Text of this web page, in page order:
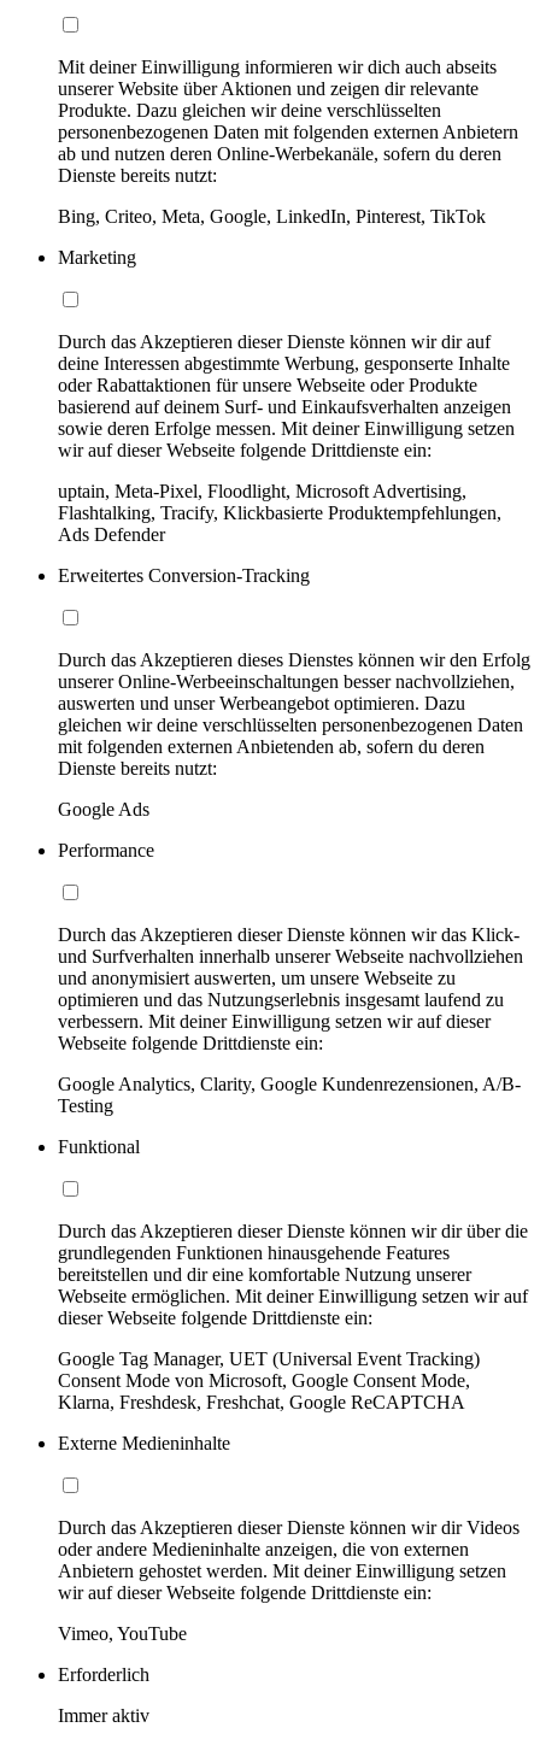
Mit deiner Einwilligung informieren wir dich auch abseits
unserer Website über Aktionen und zeigen dir relevante
Produkte. Dazu gleichen wir deine verschlüsselten
personenbezogenen Daten mit folgenden externen Anbietern
ab und nutzen deren Online-Werbekanäle, sofern du deren
Dienste bereits nutzt:
Bing, Criteo, Meta, Google, LinkedIn, Pinterest, TikTok
Marketing
Durch das Akzeptieren dieser Dienste können wir dir auf
deine Interessen abgestimmte Werbung, gesponserte Inhalte
oder Rabattaktionen für unsere Webseite oder Produkte
basierend auf deinem Surf- und Einkaufsverhalten anzeigen
sowie deren Erfolge messen. Mit deiner Einwilligung setzen
wir auf dieser Webseite folgende Drittdienste ein:
uptain, Meta-Pixel, Floodlight, Microsoft Advertising,
Flashtalking, Tracify, Klickbasierte Produktempfehlungen,
Ads Defender
Erweitertes Conversion-Tracking
Durch das Akzeptieren dieses Dienstes können wir den Erfolg
unserer Online-Werbeeinschaltungen besser nachvollziehen,
auswerten und unser Werbeangebot optimieren. Dazu
gleichen wir deine verschlüsselten personenbezogenen Daten
mit folgenden externen Anbietenden ab, sofern du deren
Dienste bereits nutzt:
Google Ads
Performance
Durch das Akzeptieren dieser Dienste können wir das Klick-
und Surfverhalten innerhalb unserer Webseite nachvollziehen
und anonymisiert auswerten, um unsere Webseite zu
optimieren und das Nutzungserlebnis insgesamt laufend zu
verbessern. Mit deiner Einwilligung setzen wir auf dieser
Webseite folgende Drittdienste ein:
Google Analytics, Clarity, Google Kundenrezensionen, A/B-
Testing
Funktional
Durch das Akzeptieren dieser Dienste können wir dir über die
grundlegenden Funktionen hinausgehende Features
bereitstellen und dir eine komfortable Nutzung unserer
Webseite ermöglichen. Mit deiner Einwilligung setzen wir auf
dieser Webseite folgende Drittdienste ein:
Google Tag Manager, UET (Universal Event Tracking)
Consent Mode von Microsoft, Google Consent Mode,
Klarna, Freshdesk, Freshchat, Google ReCAPTCHA
Externe Medieninhalte
Durch das Akzeptieren dieser Dienste können wir dir Videos
oder andere Medieninhalte anzeigen, die von externen
Anbietern gehostet werden. Mit deiner Einwilligung setzen
wir auf dieser Webseite folgende Drittdienste ein:
Vimeo, YouTube
Erforderlich
Immer aktiv